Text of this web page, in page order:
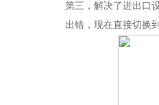
第三，解决了进出口
出错，现在直接切换